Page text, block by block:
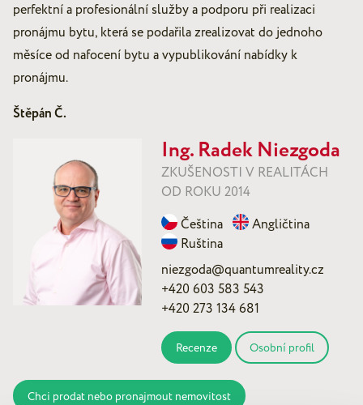
perfektní a profesionální služby a podporu při realizaci
pronájmu bytu, která se podařila zrealizovat do jednoho
měsíce od nafocení bytu a vypublikování nabídky k
pronájmu.
Štěpán Č.
Ing. Radek Niezgoda
ZKUŠENOSTI V REALITÁCH
OD ROKU 2014
Čeština
Angličtina
Ruština
niezgoda@quantumreality.cz
+420 603 583 543
+420 273 134 681
Recenze Osobní profil
Chci prodat nebo pronajmout nemovitost